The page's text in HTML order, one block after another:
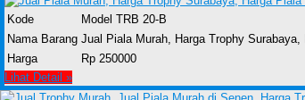
Kode
Model TRB 20-B
Nama Barang Jual Piala Murah, Harga Trophy
Harga
Rp 250000
Lihat Detail »